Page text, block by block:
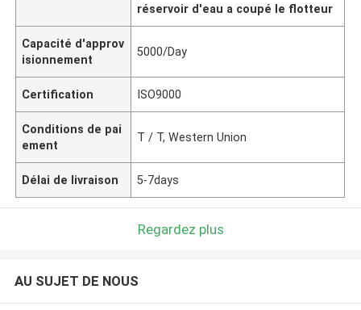
réservoir d'eau a coupé le flotteur
Capacité d'approv
isionnement
5000/Day
Certification ISO9000
Conditions de pai
ement
T / T, Western Union
Délai de livraison 5-7days
Regardez plus
AU SUJET DE NOUS